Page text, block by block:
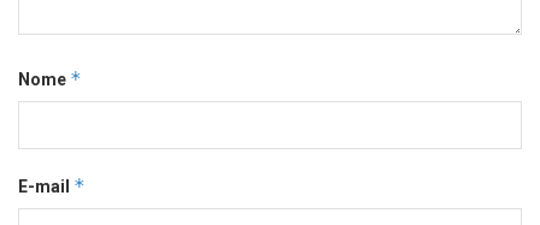
Nome *
E-mail *